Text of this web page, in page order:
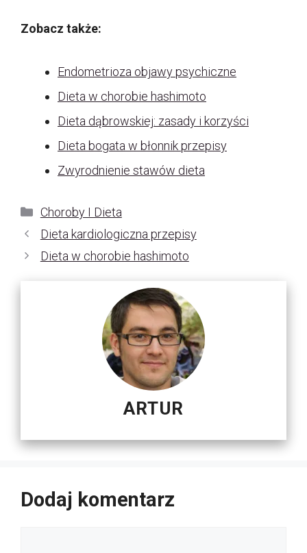
Zobacz także:
Endometrioza objawy psychiczne
Dieta w chorobie hashimoto
Dieta dąbrowskiej: zasady i korzyści
Dieta bogata w błonnik przepisy
Zwyrodnienie stawów dieta
Kategorie
Choroby I Dieta
Dieta kardiologiczna przepisy
Dieta w chorobie hashimoto
ARTUR
Dodaj komentarz